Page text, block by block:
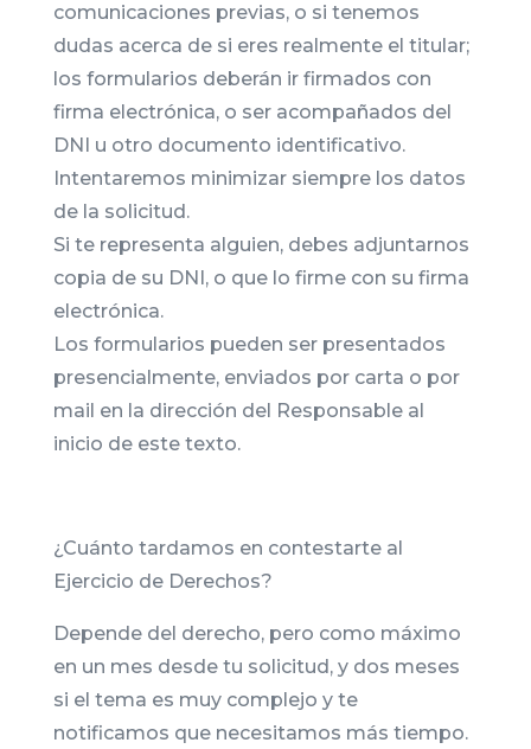
comunicaciones previas, o si tenemos
dudas acerca de si eres realmente el titular;
los formularios deberán ir firmados con
firma electrónica, o ser acompañados del
DNI u otro documento identificativo.
Intentaremos minimizar siempre los datos
de la solicitud.
Si te representa alguien, debes adjuntarnos
copia de su DNI, o que lo firme con su firma
electrónica.
Los formularios pueden ser presentados
presencialmente, enviados por carta o por
mail en la dirección del Responsable al
inicio de este texto.
¿Cuánto tardamos en contestarte al
Ejercicio de Derechos?
Depende del derecho, pero como máximo
en un mes desde tu solicitud, y dos meses
si el tema es muy complejo y te
notificamos que necesitamos más tiempo.